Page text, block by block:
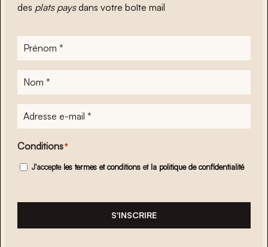
des plats paysdans votre boîte mail
Prénom
Nom
Adresse
e-
mail*
Conditions*
J'accepte les termes et conditions et la politique de confidentialité
S'INSCRIRE